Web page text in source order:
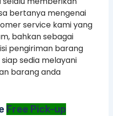
bertanya mengenai
service kami yang
bahkan sebagai
pengiriman barang
sedia melayani
barang anda
Free Pick-up